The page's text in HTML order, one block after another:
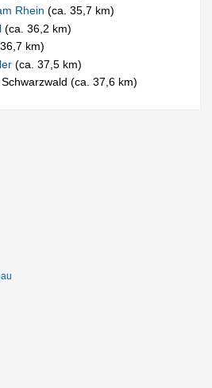
Rhein(ca. 35,7 km)
(ca. 36,2 km)
km)
(ca. 37,5 km)
(ca. 37,6 km)